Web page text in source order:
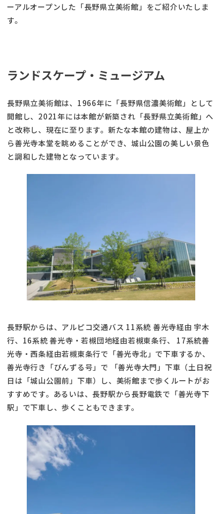
ーアルオープンした「長野県立美術館」をご紹介いたしま
す。
ランドスケープ・ミュージアム
長野県立美術館は、1966年に「長野県信濃美術館」として
開館し、2021年には本館が新築され「長野県立美術館」へ
と改称し、現在に至ります。新たな本館の建物は、屋上か
ら善光寺本堂を眺めることができ、城山公園の美しい景色
と調和した建物となっています。
長野駅からは、アルピコ交通バス 11系統 善光寺経由 宇木
行、16系統 善光寺・若槻団地経由若槻東条行、 17系統善
光寺・西条経由若槻東条行で「善光寺北」で下車するか、
善光寺行き「びんずる号」で 「善光寺大門」下車（土日祝
日は「城山公園前」下車）し、美術館まで歩くルートがお
すすめです。あるいは、長野駅から長野電鉄で「善光寺下
駅」で下車し、歩くこともできます。